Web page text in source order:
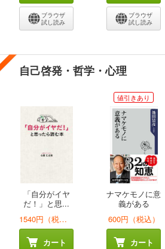
ブラウザ
試し読み
ブラウザ
試し読み
自己啓発・哲学・心理
「自分がイヤ
だ！」と思...
1540円（税込）
カート
値引きあり
ナマケモノに意
義がある
600円（税込）
カート